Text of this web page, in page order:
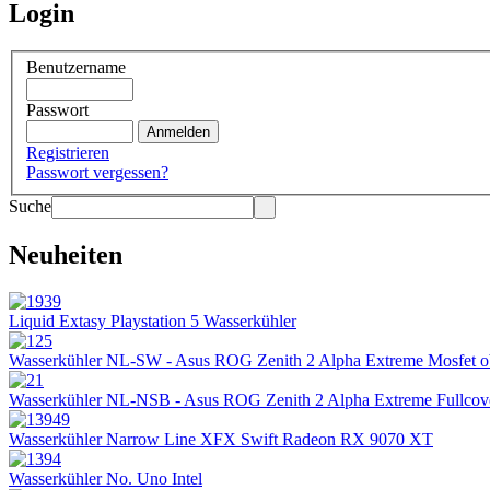
Login
Benutzername
Passwort
Registrieren
Passwort vergessen?
Suche
Neuheiten
Liquid Extasy Playstation 5 Wasserkühler
Wasserkühler NL-SW - Asus ROG Zenith 2 Alpha Extreme Mosfet
Wasserkühler NL-NSB - Asus ROG Zenith 2 Alpha Extreme
Wasserkühler Narrow Line XFX Swift Radeon RX 9070 XT
Wasserkühler No. Uno Intel